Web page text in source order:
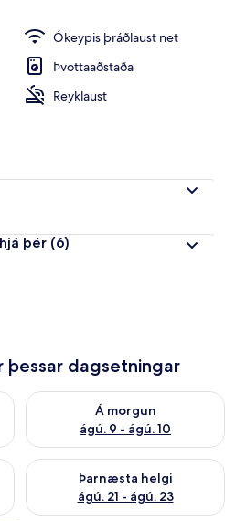
Ókeypis þráðlaust net
Þvottaaðstaða
Reyklaust
þér (6)
þessar dagsetningar
- ágú. 9
Á morgun
ágú. 9 - ágú. 10
Athuga framboð á morgun
14 - ágú. 16
Þarnæsta helgi
ágú. 21 - ágú. 23
Athuga framboð þarnæstu